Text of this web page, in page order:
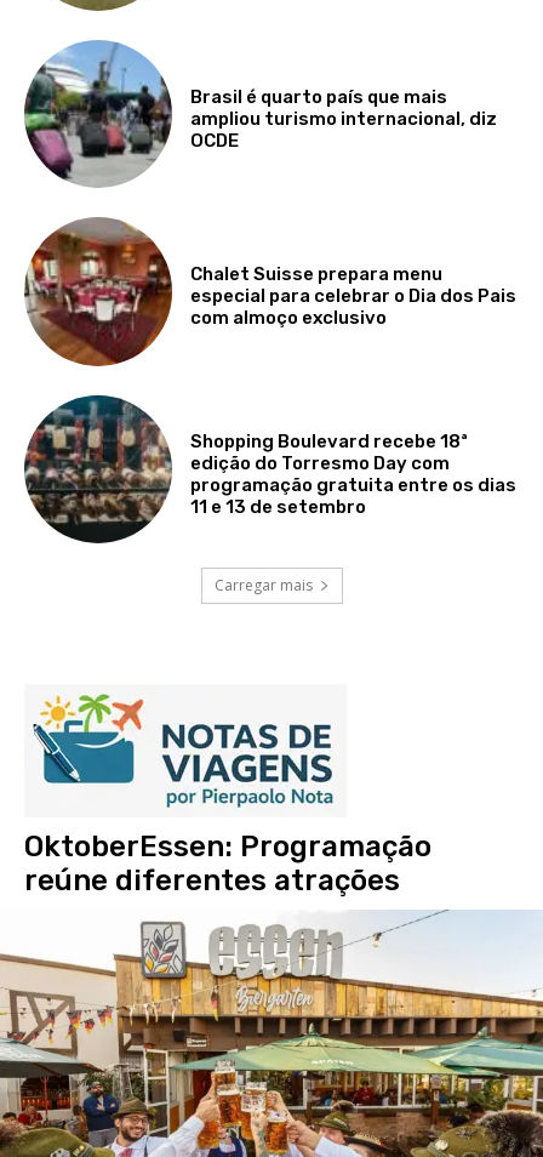
Brasil é quarto país que mais
ampliou turismo internacional, diz
OCDE
Chalet Suisse prepara menu
especial para celebrar o Dia dos Pais
com almoço exclusivo
Shopping Boulevard recebe 18ª
edição do Torresmo Day com
programação gratuita entre os dias
11 e 13 de setembro
Carregar mais